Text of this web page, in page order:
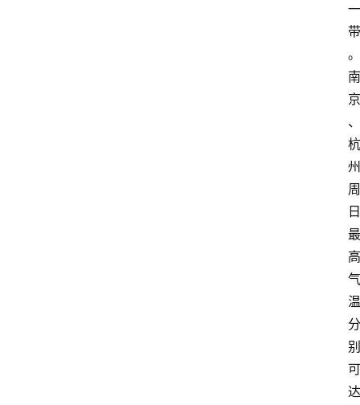
一
带
。
南
京
、
杭
州
周
日
最
高
气
温
分
别
可
达